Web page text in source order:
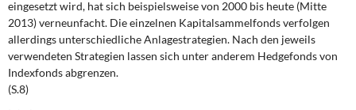
eingesetzt wird, hat sich beispielsweise von 2000 bis heute (Mitte
2013) verneunfacht. Die einzelnen Kapitalsammelfonds verfolgen
allerdings unterschiedliche Anlagestrategien. Nach den jeweils
verwendeten Strategien lassen sich unter anderem Hedgefonds von
Indexfonds abgrenzen.
(S.8)